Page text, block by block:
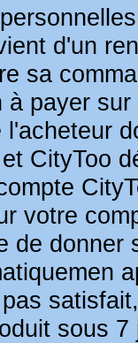
d'un
sa
à payer
CityToo
votre
de donner
sous 7